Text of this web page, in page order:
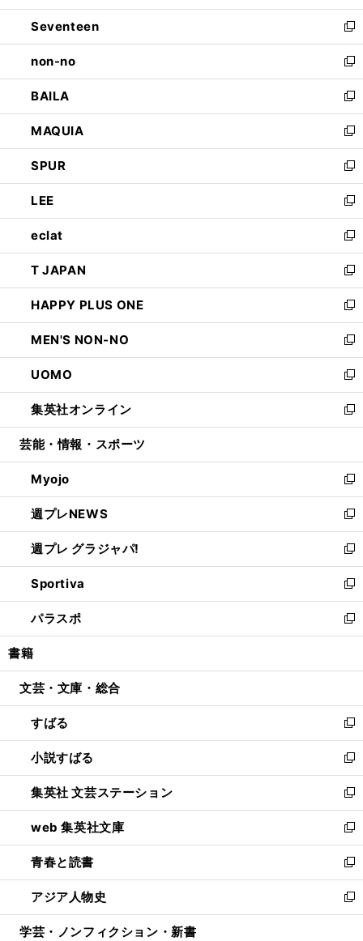
開
く
ウ
で
開
く
ン
ド
ウ
で
開
く
Seventeen
新
し
い
ウ
ィ
ン
ド
ウ
で
開
く
non-no
新
し
い
ウ
ィ
ン
ド
ウ
で
開
く
BAILA
新
し
い
ウ
ィ
ン
ド
ウ
で
開
く
MAQUIA
新
し
い
ウ
ィ
ン
ド
ウ
で
開
く
SPUR
新
し
い
ウ
ィ
ン
ド
ウ
で
開
く
LEE
新
し
い
ウ
ィ
ン
ド
ウ
で
開
く
eclat
新
し
い
ウ
ィ
ン
ド
ウ
で
開
く
T JAPAN
新
し
い
ウ
ィ
ン
ド
ウ
で
開
HAPPY PLUS ONE
新
し
い
ウ
ィ
ン
ド
ウ
開
く
MEN'S NON-NO
新
し
い
ウ
ィ
ン
ウ
で
開
く
UOMO
新
し
い
ウ
ン
ド
ウ
で
開
く
集英社オンライン
新
し
ウ
ィ
ン
ド
ウ
で
開
く
芸能・情報・スポーツ
Myojo
新
し
い
ウ
ィ
ン
ド
ウ
で
開
週プレNEWS
新
し
い
ウ
ィ
ン
ド
ウ
開
週プレ グラジャパ!
新
し
い
ウ
ィ
ン
ウ
開
く
Sportiva
新
し
い
ウ
ン
ウ
で
開
く
パラスポ
新
し
ウ
ン
ド
ウ
で
開
く
書籍
文芸・文庫・総合
すばる
新
し
い
ウ
ィ
ン
ド
ウ
で
開
く
小説すばる
新
し
い
ウ
ィ
ン
ド
ウ
で
開
集英社 文芸ステーション
新
し
い
ウ
ィ
ン
ド
ウ
web 集英社文庫
新
し
い
ウ
ィ
ン
青春と読書
新
し
い
ウ
アジア人物史
新
し
学芸・ノンフィクション・新書